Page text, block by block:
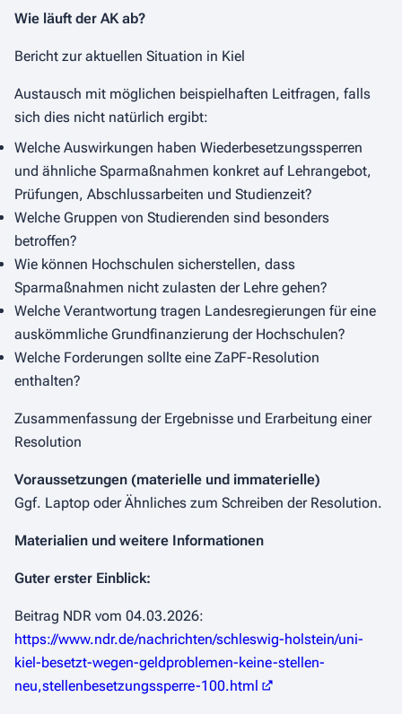
Wie läuft der AK ab?
Bericht zur aktuellen Situation in Kiel
Austausch mit möglichen beispielhaften Leitfragen, falls
sich dies nicht natürlich ergibt:
Welche Auswirkungen haben Wiederbesetzungssperren
und ähnliche Sparmaßnahmen konkret auf Lehrangebot,
Prüfungen, Abschlussarbeiten und Studienzeit?
Welche Gruppen von Studierenden sind besonders
betroffen?
Wie können Hochschulen sicherstellen, dass
Sparmaßnahmen nicht zulasten der Lehre gehen?
Welche Verantwortung tragen Landesregierungen für eine
auskömmliche Grundfinanzierung der Hochschulen?
Welche Forderungen sollte eine ZaPF-Resolution
enthalten?
Zusammenfassung der Ergebnisse und Erarbeitung einer
Resolution
Voraussetzungen (materielle und immaterielle)
Ggf. Laptop oder Ähnliches zum Schreiben der Resolution.
Materialien und weitere Informationen
Guter erster Einblick:
Beitrag NDR vom 04.03.2026:
https://www.ndr.de/nachrichten/schleswig-holstein/uni-
kiel-besetzt-wegen-geldproblemen-keine-stellen-
neu,stellenbesetzungssperre-100.html